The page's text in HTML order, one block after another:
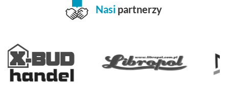
Nasi partnerzy